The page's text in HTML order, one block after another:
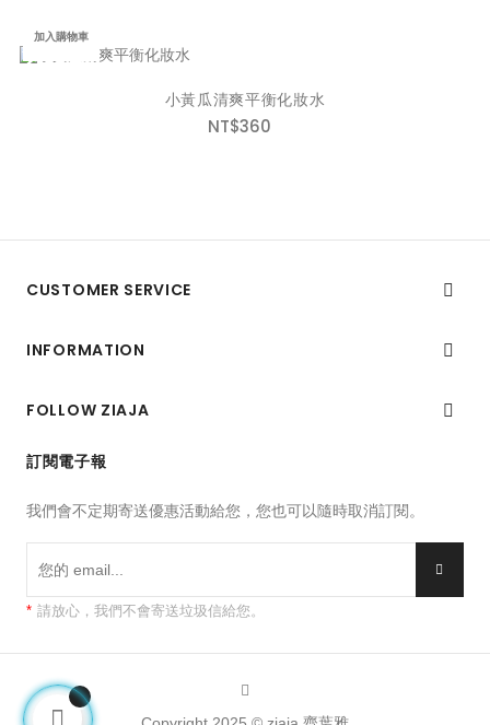
加入購物車
小黃瓜清爽平衡化妝水
NT$360
CUSTOMER SERVICE 
INFORMATION 
FOLLOW ZIAJA 
訂閱電子報
我們會不定期寄送優惠活動給您，您也可以隨時取消訂閱。
* 請放心，我們不會寄送垃圾信給您。